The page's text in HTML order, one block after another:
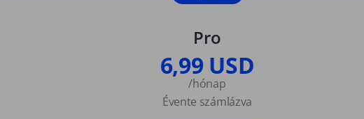
Pro
6,99 USD
/hónap
Évente számlázva